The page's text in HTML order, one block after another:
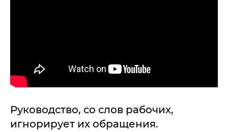
Руководство, со слов рабочих,
игнорирует их обращения.